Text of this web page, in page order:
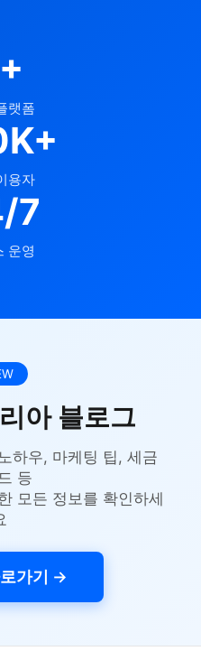
랫폼
용자
7
운영
아 블로그
하우, 마케팅 팁, 세금
등
모든 정보를 확인하세
가기 →